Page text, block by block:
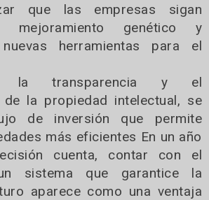
que las empresas sigan
mejoramiento genético y
herramientas para el
la transparencia y el
de la propiedad intelectual, se
de inversión que permite
más eficientes En un año
cuenta, contar con el
sistema que garantice la
aparece como una ventaja